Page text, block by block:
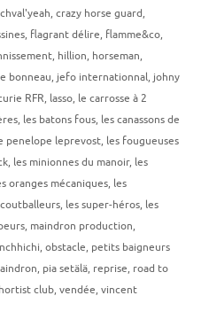
chval'yeah, crazy horse guard,
, flagrant délire, flamme&co,
, hillion, horseman,
bonneau, jefo internationnal, johny
RFR, lasso, le carrosse à 2
, les batons fous, les canassons de
penelope leprevost, les fougueuses
, les minionnes du manoir, les
oranges mécaniques, les
, les super-héros, les
, maindron production,
, obstacle, petits baigneurs
, pia setälä, reprise, road to
club, vendée, vincent